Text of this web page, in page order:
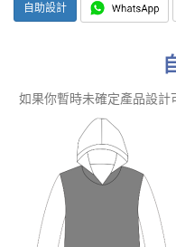
自助設計
如果你暫時未確定產品設